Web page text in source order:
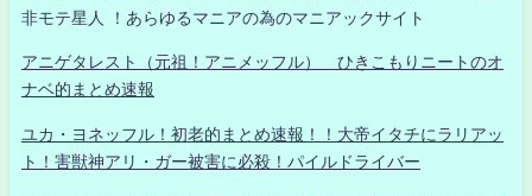
非モテ星人 ！あらゆるマニアの為のマニアックサイト
アニゲタレスト（元祖！アニメッフル） ひきこもりニートのオ
ナベ的まとめ速報
ユカ・ヨネッフル！初老的まとめ速報！！大帝イタチにラリアッ
ト！害獣神アリ・ガー被害に必殺！パイルドライバー